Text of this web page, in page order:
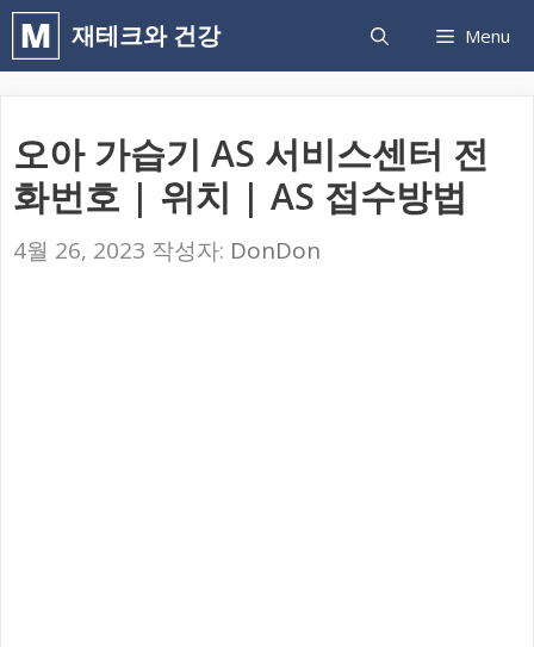
컨
텐
건
너
뛰
재테크와 건강 Menu
오아 가습기 AS 서비스센터 전
화번호 | 위치 | AS 접수방법
4월 26, 2023 작성자: DonDon